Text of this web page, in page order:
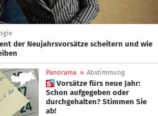
Panorama » Abstimmung
 Vorsätze fürs neue Jahr:
Schon aufgegeben oder
durchgehalten? Stimmen Sie
ab!